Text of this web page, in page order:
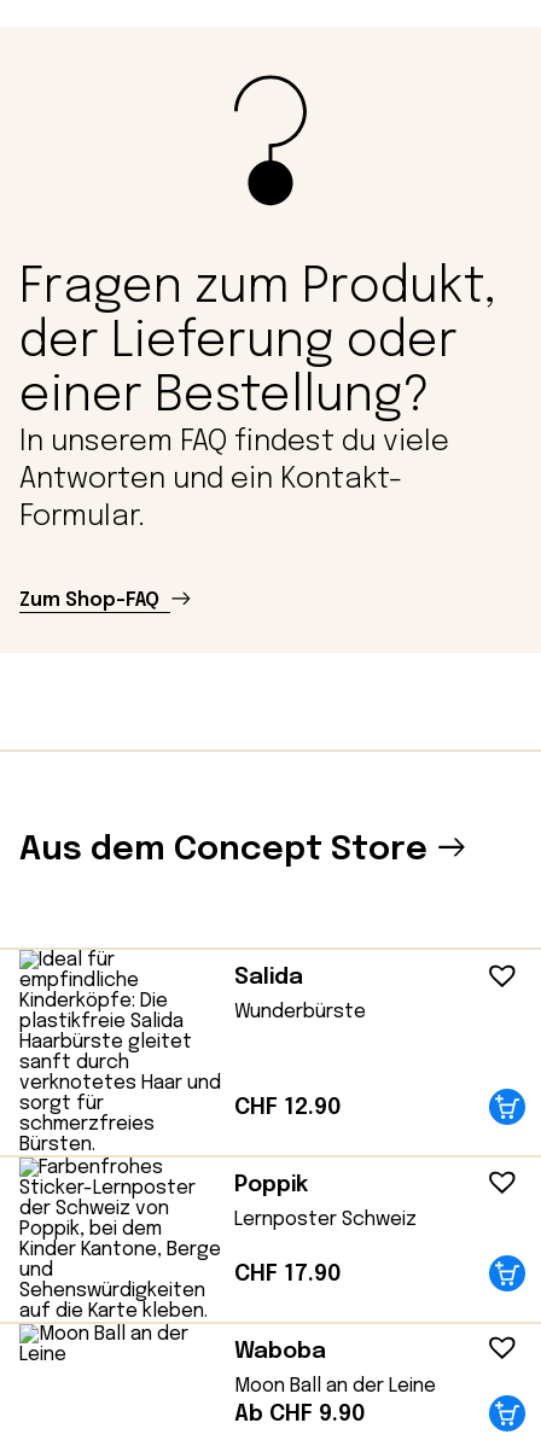
Fragen zum Produkt,
der Lieferung oder
einer Bestellung?
In unserem FAQ findest du viele
Antworten und ein Kontakt-
Formular.
Zum Shop-FAQ
Aus dem Concept Store
Salida
Wunderbürste
CHF 12.90
Poppik
Lernposter Schweiz
CHF 17.90
Waboba
Moon Ball an der Leine
Ab CHF 9.90